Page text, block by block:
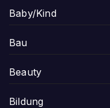
Baby/Kind
Bau
Beauty
Bildung